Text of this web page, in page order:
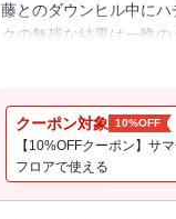
藤とのダウンヒル中に
クの無残な結果は一晩
ななかで、ついに群馬
クーポン対象 10%OFF
【10%OFFクーポン】サ
フロアで使える